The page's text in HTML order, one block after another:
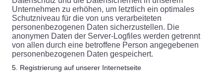
Unternehmen zu erhöhen, um letztlich ein optimales
Schutzniveau für die von uns verarbeiteten
personenbezogenen Daten sicherzustellen. Die
anonymen Daten der Server-Logfiles werden getrennt
von allen durch eine betroffene Person angegebenen
personenbezogenen Daten gespeichert.
5. Registrierung auf unserer Internetseite